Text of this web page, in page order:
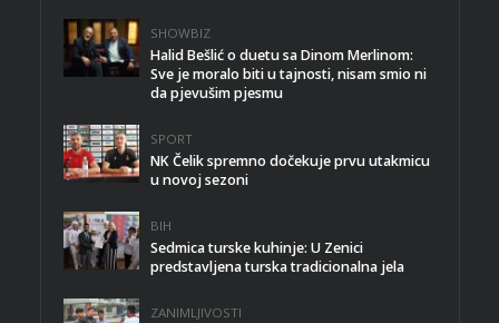
SHOWBIZ
Halid Bešlić o duetu sa Dinom Merlinom:
Sve je moralo biti u tajnosti, nisam smio ni
da pjevušim pjesmu
SPORT
NK Čelik spremno dočekuje prvu utakmicu
u novoj sezoni
BIH
Sedmica turske kuhinje: U Zenici
predstavljena turska tradicionalna jela
ZANIMLJIVOSTI